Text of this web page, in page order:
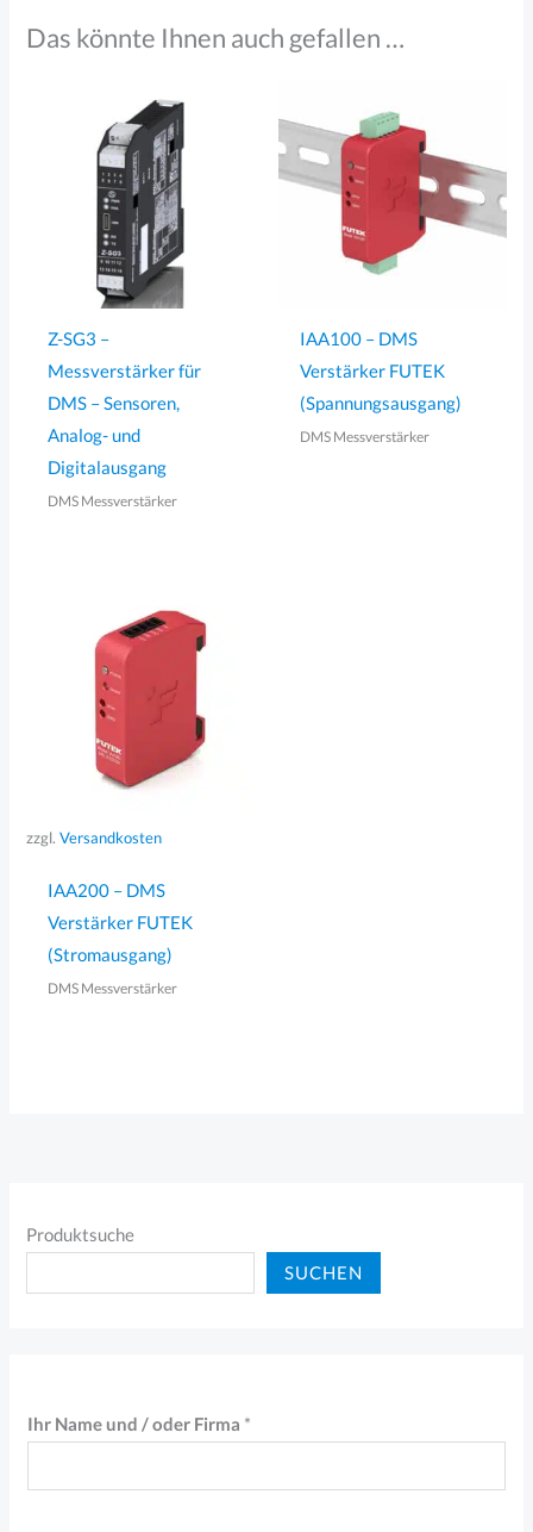
Das könnte Ihnen auch gefallen …
Z-SG3 –
Messverstärker für
DMS – Sensoren,
Analog- und
Digitalausgang
DMS Messverstärker
IAA100 – DMS
Verstärker FUTEK
(Spannungsausgang)
DMS Messverstärker
zzgl.Versandkosten
IAA200 – DMS
Verstärker FUTEK
(Stromausgang)
DMS Messverstärker
Produktsuche
SUCHEN
Ihr Name und / oder Firma *